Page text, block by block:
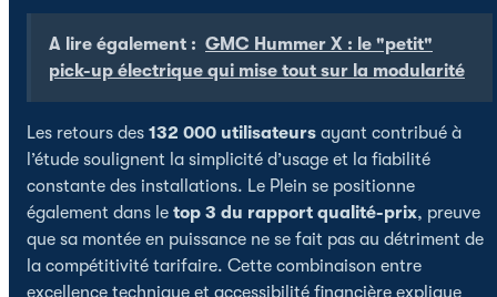
A lire également : GMC Hummer X : le "petit"
pick-up électrique qui mise tout sur la modularité
Les retours des 132 000 utilisateurs ayant contribué à
l’étude soulignent la simplicité d’usage et la fiabilité
constante des installations. Le Plein se positionne
également dans le top 3 du rapport qualité-prix, preuve
que sa montée en puissance ne se fait pas au détriment de
la compétitivité tarifaire. Cette combinaison entre
excellence technique et accessibilité financière explique